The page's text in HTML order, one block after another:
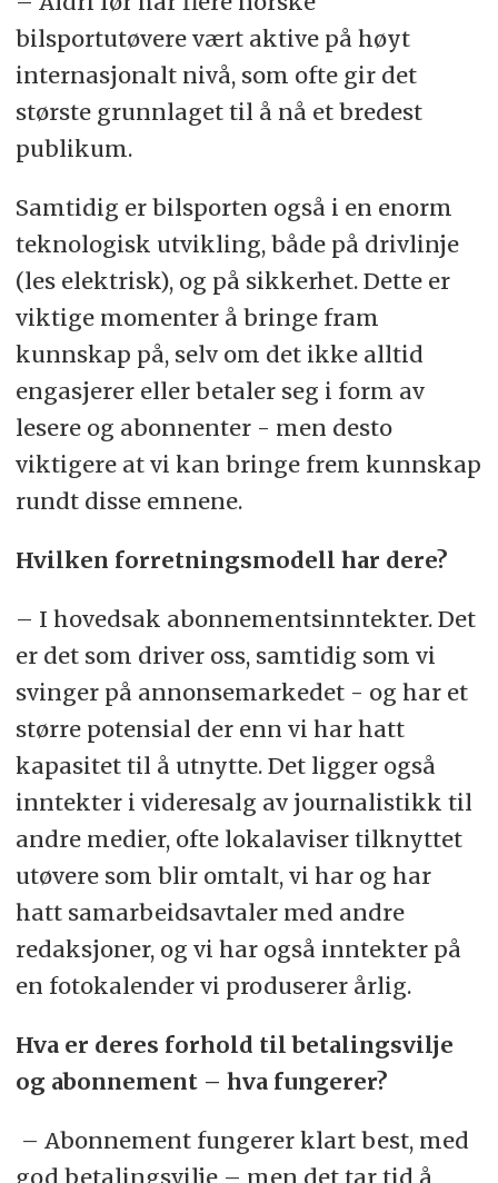
bilsportutøvere vært aktive på høyt
internasjonalt nivå, som ofte gir det
største grunnlaget til å nå et bredest
publikum.
Samtidig er bilsporten også i en enorm
teknologisk utvikling, både på drivlinje
(les elektrisk), og på sikkerhet. Dette er
viktige momenter å bringe fram
kunnskap på, selv om det ikke alltid
engasjerer eller betaler seg i form av
lesere og abonnenter - men desto
viktigere at vi kan bringe frem kunnskap
rundt disse emnene.
Hvilken forretningsmodell har dere?
– I hovedsak abonnementsinntekter. Det
er det som driver oss, samtidig som vi
svinger på annonsemarkedet - og har et
større potensial der enn vi har hatt
kapasitet til å utnytte. Det ligger også
inntekter i videresalg av journalistikk til
andre medier, ofte lokalaviser tilknyttet
utøvere som blir omtalt, vi har og har
hatt samarbeidsavtaler med andre
redaksjoner, og vi har også inntekter på
en fotokalender vi produserer årlig.
Hva er deres forhold til betalingsvilje
og abonnement – hva fungerer?
– Abonnement fungerer klart best, med
god betalingsvilje – men det tar tid å